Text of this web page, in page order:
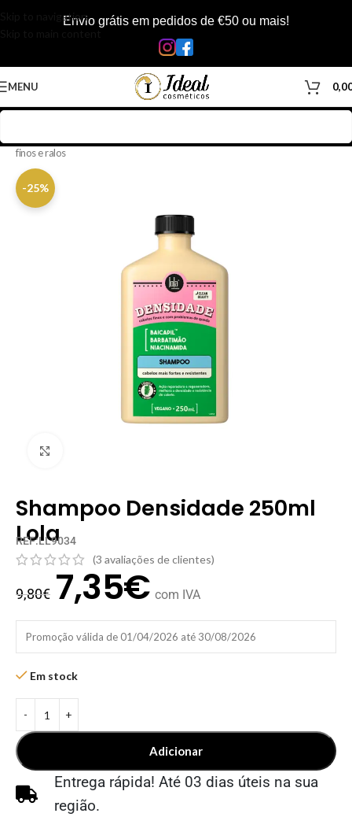
Skip to navigationEnvio grátis em pedidos de €50 ou mais!
MENU
finos e ralos
-25%
Shampoo Densidade 250ml
Lola
REF:LL9034
(3 avaliações de clientes)
9,80€ 7,35€ com IVA
Promoção válida de 01/04/2026 até 30/08/2026
Em stock
Adicionar
Entrega rápida! Até 03 dias úteis na sua
região.